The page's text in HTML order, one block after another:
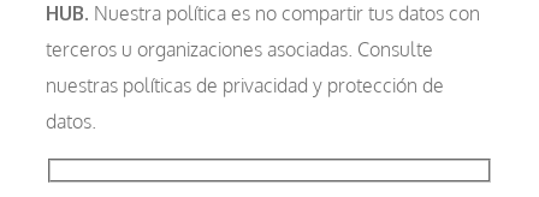
HUB. Nuestra política es no compartir tus datos con
terceros u organizaciones asociadas. Consulte
nuestras políticas de privacidad y protección de
datos.